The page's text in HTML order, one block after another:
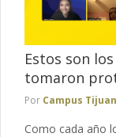
Estos son
tomaron
Por Campus
Como cada año